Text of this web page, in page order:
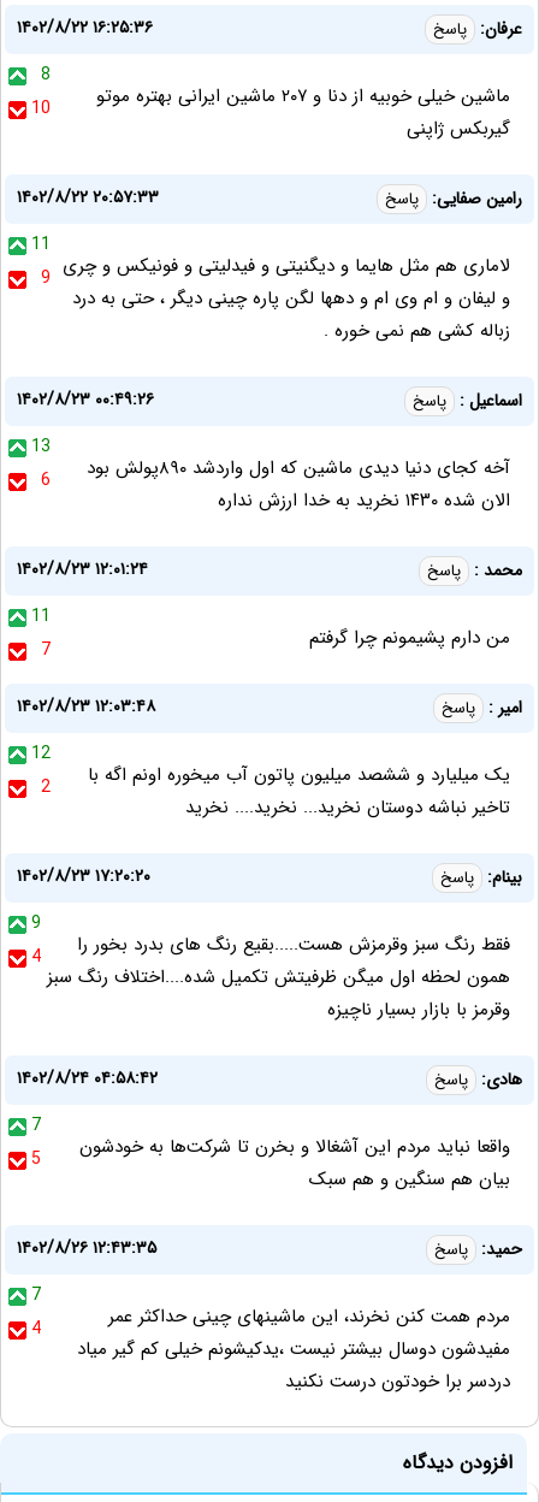
عرفان: پاسخ
۱۴۰۲/۸/۲۲ ۱۶:۲۵:۳۶
8
10
ماشین خیلی خوبیه از دنا و ۲۰۷ ماشین ایرانی بهتره موتو
گیربکس ژاپنی
رامین صفایی: پاسخ
۱۴۰۲/۸/۲۲ ۲۰:۵۷:۳۳
11
9 لاماری هم مثل هایما و دیگنیتی و فیدلیتی و فونیکس و چری
و لیفان و ام وی ام و دهها لگن پاره چینی دیگر ، حتی به درد
زباله کشی هم نمی خوره .
اسماعیل : پاسخ
۱۴۰۲/۸/۲۳ ۰۰:۴۹:۲۶
13
6
آخه کجای دنیا دیدی ماشین که اول واردشد ۸۹۰پولش بود
الان شده ۱۴۳۰ نخرید به خدا ارزش نداره
محمد : پاسخ
۱۴۰۲/۸/۲۳ ۱۲:۰۱:۲۴
11
7
من دارم پشیمونم چرا گرفتم
امیر : پاسخ
۱۴۰۲/۸/۲۳ ۱۲:۰۳:۴۸
12
2
یک میلیارد و ششصد میلیون پاتون آب میخوره اونم اگه با
تاخیر نباشه دوستان نخرید... نخرید.... نخرید
بینام: پاسخ
۱۴۰۲/۸/۲۳ ۱۷:۲۰:۲۰
9
4
فقط رنگ سبز وقرمزش هست.....بقیع رنگ های بدرد بخور را
همون لحظه اول میگن ظرفیتش تکمیل شده....اختلاف رنگ سبز
وقرمز با بازار بسیار ناچیزه
هادی: پاسخ
۱۴۰۲/۸/۲۴ ۰۴:۵۸:۴۲
7
5
واقعا نباید مردم این آشغالا و بخرن تا شرکت‌ها به خودشون
بیان هم سنگین و هم سبک
حمید: پاسخ
۱۴۰۲/۸/۲۶ ۱۲:۴۳:۳۵
7
4
مردم همت کنن نخرند، این ماشینهای چینی حداکثر عمر
مفیدشون دوسال بیشتر نیست ،یدکیشونم خیلی کم گیر میاد
دردسر برا خودتون درست نکنید
افزودن دیدگاه